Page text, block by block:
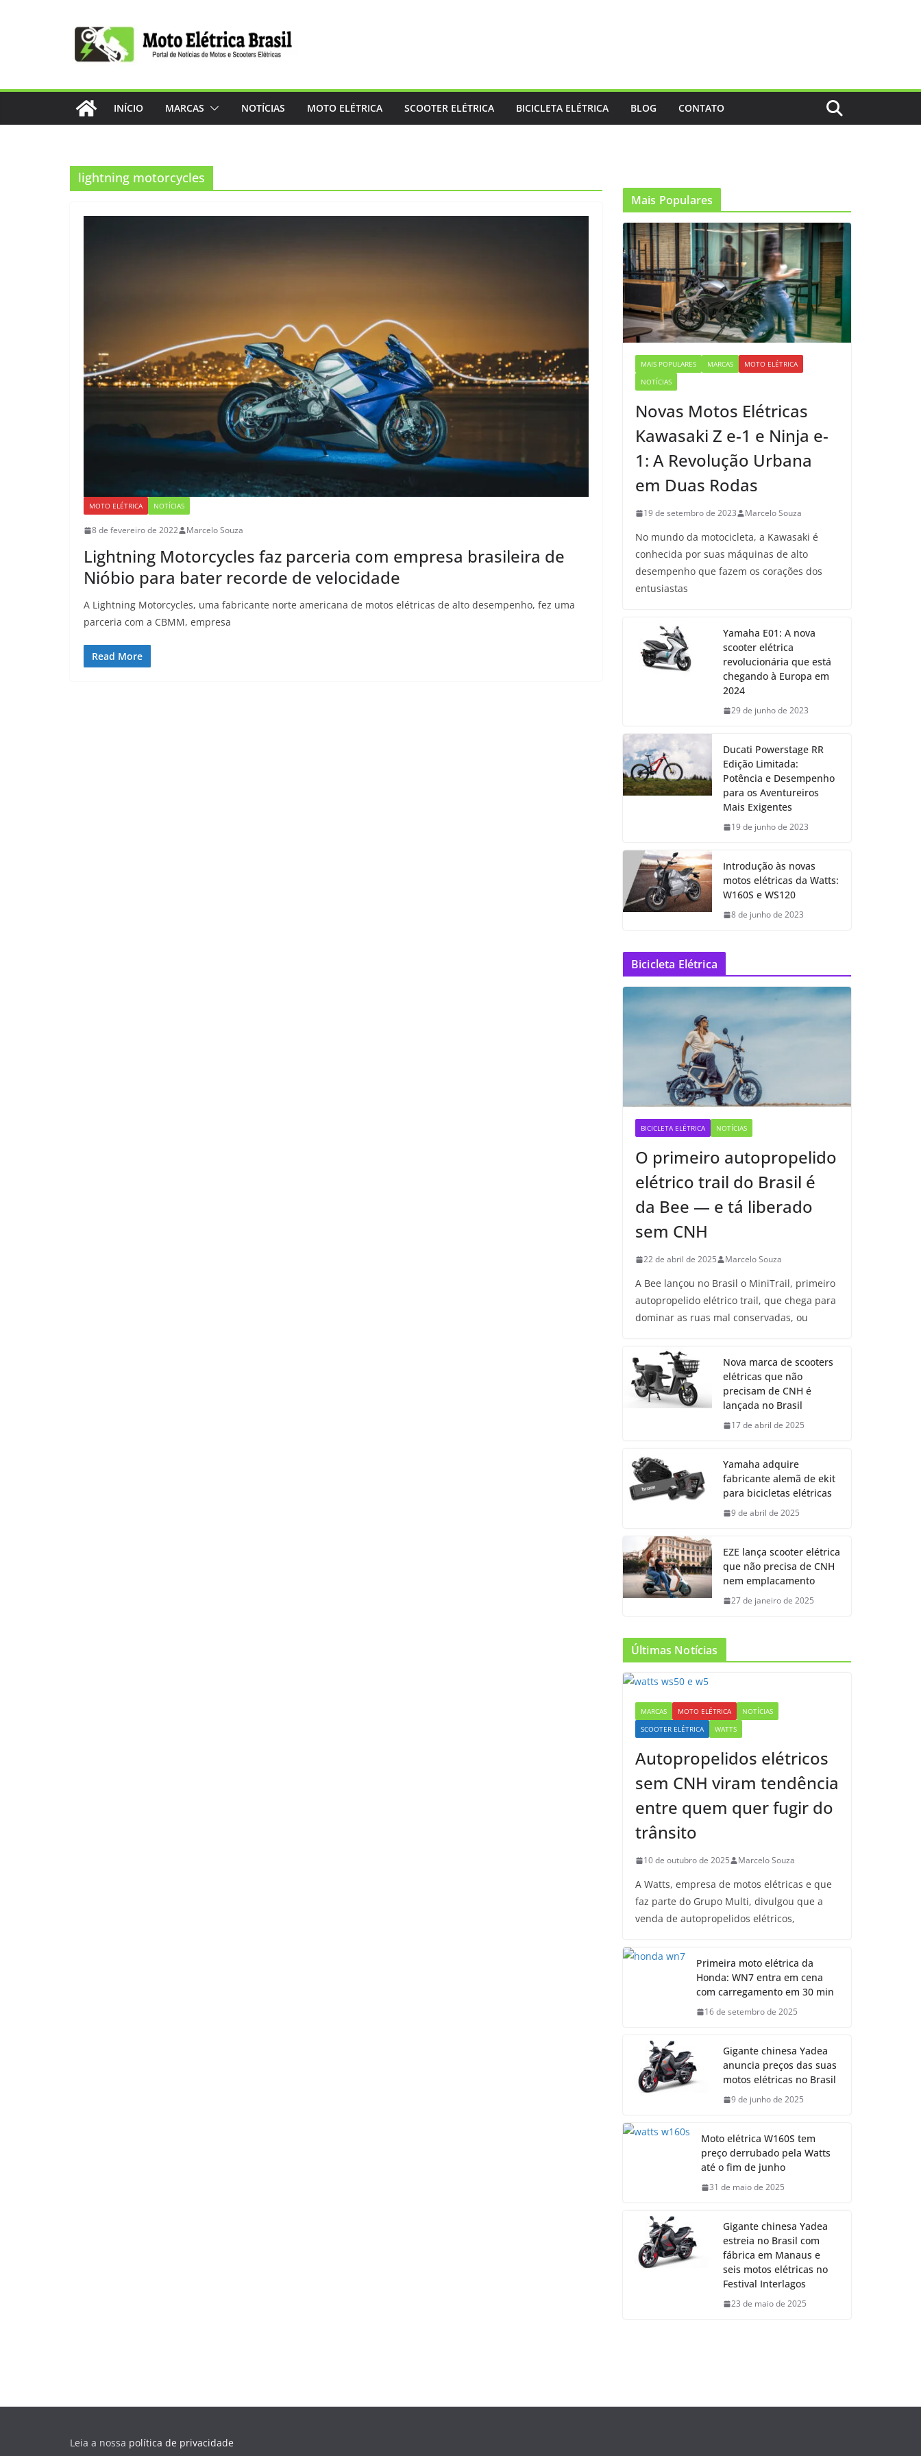
INÍCIO MARCAS NOTÍCIAS MOTO ELÉTRICA SCOOTER ELÉTRICA BICICLETA ELÉTRICA BLOG CONTATO
lightning motorcycles
MOTO ELÉTRICA NOTÍCIAS
8 de fevereiro de 2022 Marcelo Souza
Lightning Motorcycles faz parceria com empresa brasileira de
Nióbio para bater recorde de velocidade
A Lightning Motorcycles, uma fabricante norte americana de motos elétricas de alto desempenho, fez uma
parceria com a CBMM, empresa
Read More
Mais Populares
MAIS POPULARES MARCAS
MOTO ELÉTRICA
NOTÍCIAS
Novas Motos Elétricas
Kawasaki Z e-1 e Ninja e-
1: A Revolução Urbana
em Duas Rodas
19 de setembro de 2023 Marcelo Souza
No mundo da motocicleta, a Kawasaki é
conhecida por suas máquinas de alto
desempenho que fazem os corações dos
entusiastas
Yamaha E01: A nova
scooter elétrica
revolucionária que está
chegando à Europa em
2024
29 de junho de 2023
Ducati Powerstage RR
Edição Limitada:
Potência e Desempenho
para os Aventureiros
Mais Exigentes
19 de junho de 2023
Introdução às novas
motos elétricas da Watts:
W160S e WS120
8 de junho de 2023
Bicicleta Elétrica
BICICLETA ELÉTRICA NOTÍCIAS
O primeiro autopropelido
elétrico trail do Brasil é
da Bee — e tá liberado
sem CNH
22 de abril de 2025 Marcelo Souza
A Bee lançou no Brasil o MiniTrail, primeiro
autopropelido elétrico trail, que chega para
dominar as ruas mal conservadas, ou
Nova marca de scooters
elétricas que não
precisam de CNH é
lançada no Brasil
17 de abril de 2025
Yamaha adquire
fabricante alemã de ekit
para bicicletas elétricas
9 de abril de 2025
EZE lança scooter elétrica
que não precisa de CNH
nem emplacamento
27 de janeiro de 2025
Últimas Notícias
MARCAS MOTO ELÉTRICA
NOTÍCIAS
SCOOTER ELÉTRICA
WATTS
Autopropelidos elétricos
sem CNH viram tendência
entre quem quer fugir do
trânsito
10 de outubro de 2025 Marcelo Souza
A Watts, empresa de motos elétricas e que
faz parte do Grupo Multi, divulgou que a
venda de autopropelidos elétricos,
Primeira moto elétrica da
Honda: WN7 entra em cena
com carregamento em 30 min
16 de setembro de 2025
Gigante chinesa Yadea
anuncia preços das suas
motos elétricas no Brasil
9 de junho de 2025
Moto elétrica W160S tem
preço derrubado pela Watts
até o fim de junho
31 de maio de 2025
Gigante chinesa Yadea
estreia no Brasil com
fábrica em Manaus e
seis motos elétricas no
Festival Interlagos
23 de maio de 2025
Leia a nossa política de privacidade